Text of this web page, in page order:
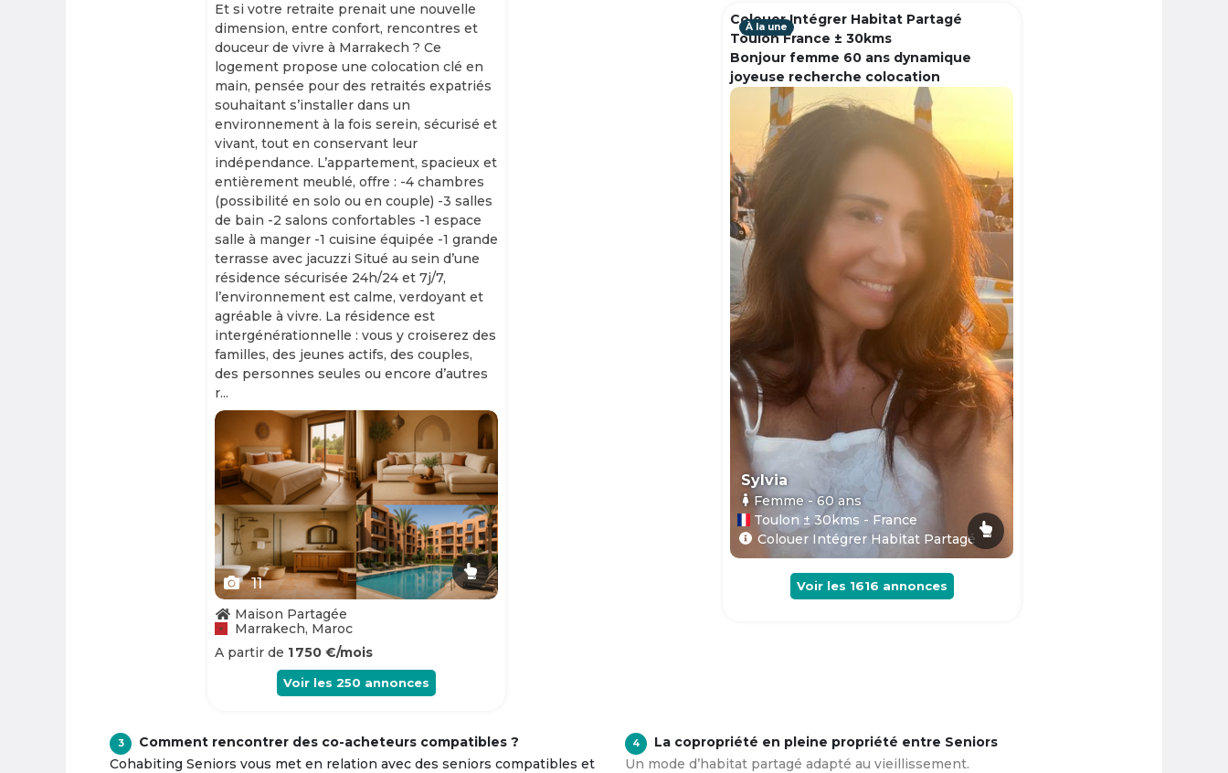
Et si votre retraite prenait une nouvelle
dimension, entre confort, rencontres et
douceur de vivre à Marrakech ? Ce
logement propose une colocation clé en
main, pensée pour des retraités expatriés
souhaitant s’installer dans un
environnement à la fois serein, sécurisé et
vivant, tout en conservant leur
indépendance. L’appartement, spacieux et
entièrement meublé, offre : -4 chambres
(possibilité en solo ou en couple) -3 salles
de bain -2 salons confortables -1 espace
salle à manger -1 cuisine équipée -1 grande
terrasse avec jacuzzi Situé au sein d’une
résidence sécurisée 24h/24 et 7j/7,
l’environnement est calme, verdoyant et
agréable à vivre. La résidence est
intergénérationnelle : vous y croiserez des
familles, des jeunes actifs, des couples,
des personnes seules ou encore d’autres
r...
Slide 1 of 11
11
Maison Partagée
Marrakech, Maroc
A partir de 1 750 €/mois
Voir les 250 annonces
Colouer Intégrer Habitat Partagé
Toulon France ± 30kms
Bonjour femme 60 ans dynamique
joyeuse recherche colocation
À la une
Sylvia
Femme - 60ans
Toulon ± 30kms - France
Colouer Intégrer Habitat Partagé
Voir les 1616 annonces
3
Comment rencontrer des co-acheteurs compatibles ?
Cohabiting Seniors vous met en relation avec des seniors compatibles et
4
La copropriété en pleine propriété entre Seniors
Un mode d’habitat partagé adapté au vieillissement.